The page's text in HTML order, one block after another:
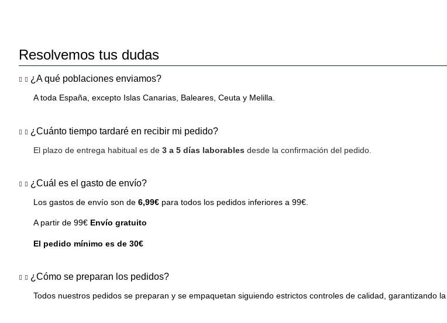
Resolvemos tus dudas
¿A qué poblaciones enviamos?
A toda España, excepto Islas Canarias, Baleares, Ceuta y Melilla.
¿Cuánto tiempo tardaré en recibir mi pedido?
El plazo de entrega habitual es de 3 a 5 días laborables desde la confirmación del pedido.
¿Cuál es el gasto de envío?
Los gastos de envío son de 6,99€ para todos los pedidos inferiores a 99€.
A partir de 99€ Envío gratuito
El pedido mínimo es de 30€
¿Cómo se preparan los pedidos?
Todos nuestros pedidos se preparan y se empaquetan siguiendo estrictos controles de calidad, garantizando